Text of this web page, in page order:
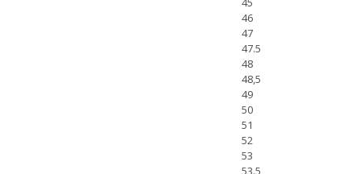
46
47
47.5
48
48,5
49
50
51
52
53
53.5